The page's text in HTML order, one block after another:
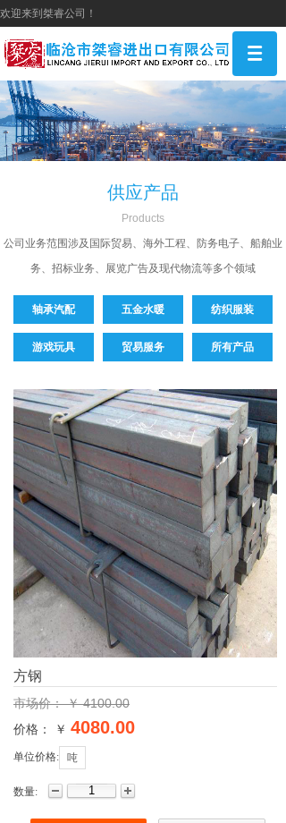
欢迎来到桀睿公司！
供应产品
Products
公司 业务范围涉及国际贸易、海外工程、防务电子、船舶业
务、招标业务、展览广告及现代物流等多个领域
纺织服装
五金水暖
轴承汽配
所有产品
贸易服务
游戏玩具
方钢
市场价： ￥4100.00
价格： ￥ 4080.00
单位价格: 吨
数量: